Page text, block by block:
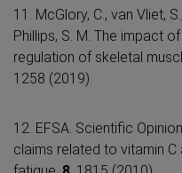
11. McGlory, C., van Vliet,
Phillips, S. M. The impact
regulation of skeletal
1258 (2019).
12. EFSA. Scientific
claims related to vitamin